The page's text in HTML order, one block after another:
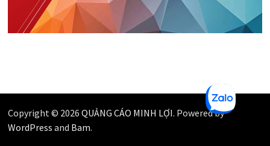
Copyright © 2026 QUẢNG CÁO MINH LỢI. Powered by
WordPress and Bam.